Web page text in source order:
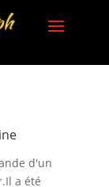
d'un
a été